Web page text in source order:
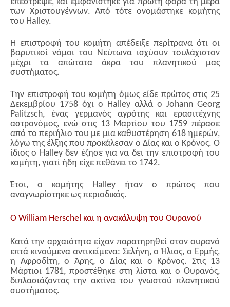
των Χριστουγέννων. Από τότε ονομάστηκε κομήτης
του Halley.
Η επιστροφή του κομήτη απέδειξε περίτρανα ότι οι
βαρυτικοί νόμοι του Νεύτωνα ισχύουν τουλάχιστον
μέχρι τα απώτατα άκρα του πλανητικού μας
συστήματος.
Την επιστροφή του κομήτη όμως είδε πρώτος στις 25
Δεκεμβρίου 1758 όχι ο Halley αλλά ο Johann Georg
Palitzsch, ένας γερμανός αγρότης και ερασιτέχνης
αστρονόμος, ενώ στις 13 Μαρτίου του 1759 πέρασε
από το περιήλιο του με μια καθυστέρηση 618 ημερών,
λόγω της έλξης που προκάλεσαν ο Δίας και ο Κρόνος. Ο
ίδιος ο Halley δεν έζησε για να δει την επιστροφή του
κομήτη, γιατί ήδη είχε πεθάνει το 1742.
Έτσι, ο κομήτης Halley ήταν ο πρώτος που
αναγνωρίστηκε ως περιοδικός.
Ο William Herschel και η ανακάλυψη του Ουρανού
Κατά την αρχαιότητα είχαν παρατηρηθεί στον ουρανό
επτά κινούμενα αντικείμενα: Σελήνη, ο Ήλιος, ο Ερμής,
η Αφροδίτη, ο Άρης, ο Δίας και ο Κρόνος. Στις 13
Μάρτιοι 1781, προστέθηκε στη λίστα και ο Ουρανός,
διπλασιάζοντας την ακτίνα του γνωστού πλανητικού
συστήματος.